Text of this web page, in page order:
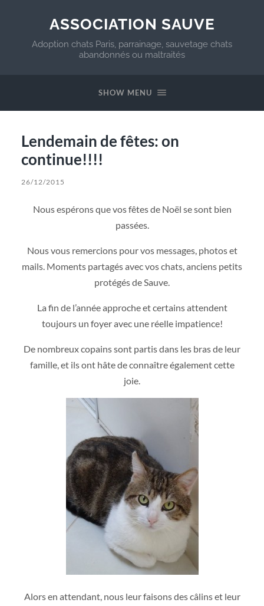
ASSOCIATION SAUVE
Adoption chats Paris, parrainage, sauvetage chats
abandonnés ou maltraités
SHOW MENU
Lendemain de fêtes: on
continue!!!!
26/12/2015
Nous espérons que vos fêtes de Noël se sont bien
passées.
Nous vous remercions pour vos messages, photos et
mails. Moments partagés avec vos chats, anciens petits
protégés de Sauve.
La fin de l’année approche et certains attendent
toujours un foyer avec une réelle impatience!
De nombreux copains sont partis dans les bras de leur
famille, et ils ont hâte de connaître également cette
joie.
Alors en attendant, nous leur faisons des câlins et leur